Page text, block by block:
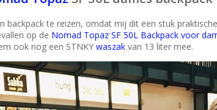
backpack te reizen, omdat mij dit een stuk
op de Nomad Topaz SF 50L Backpack voor
ook nog een STNKY waszak van 13 liter mee.